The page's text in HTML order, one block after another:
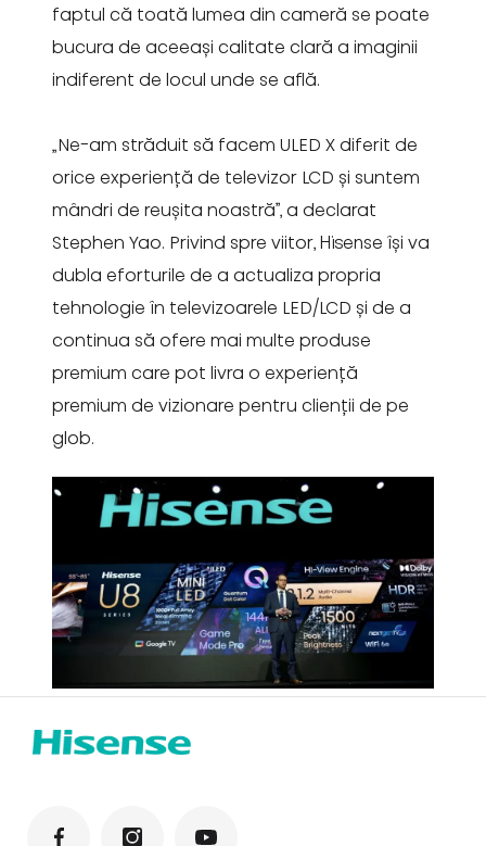
faptul că toată lumea din cameră se poate
bucura de aceeași calitate clară a imaginii
indiferent de locul unde se află.
„Ne-am străduit să facem ULED X diferit de
orice experiență de televizor LCD și suntem
mândri de reușita noastră”, a declarat
Stephen Yao. Privind spre viitor, Hisense își va
dubla eforturile de a actualiza propria
tehnologie în televizoarele LED/LCD și de a
continua să ofere mai multe produse
premium care pot livra o experiență
premium de vizionare pentru clienții de pe
glob.